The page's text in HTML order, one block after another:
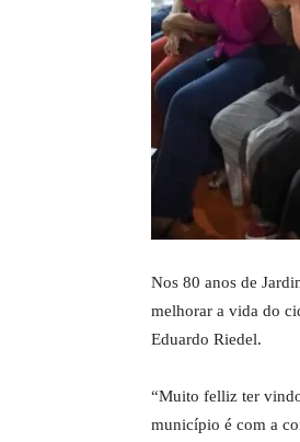
Nos 80 anos de
melhorar a vida do
Eduardo Riedel.
“Muito felliz ter
município é com a